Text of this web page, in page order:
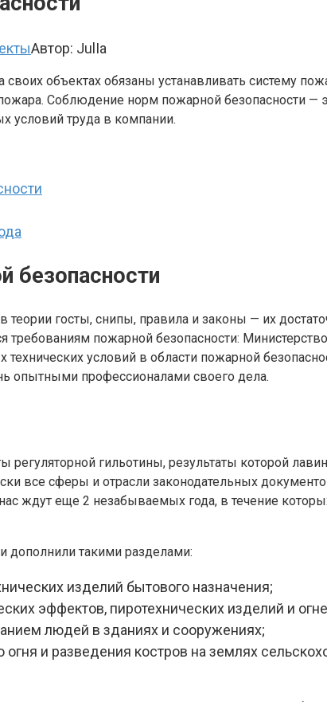
Автор: JulIa
объектах обязаны устанавливать систему
Соблюдение норм пожарной безопасности —
условий труда в компании.
безопасности
госты, снипы, правила и законы — их
требованиям пожарной безопасности:
условий в области пожарной
опытными профессионалами своего дела.
гильотины, результаты которой
все сферы и отрасли законодательных
ждут еще 2 незабываемых года, в течение
дополнили такими разделами:
изделий бытового назначения;
эффектов, пиротехнических изделий и
людей в зданиях и сооружениях;
и разведения костров на землях